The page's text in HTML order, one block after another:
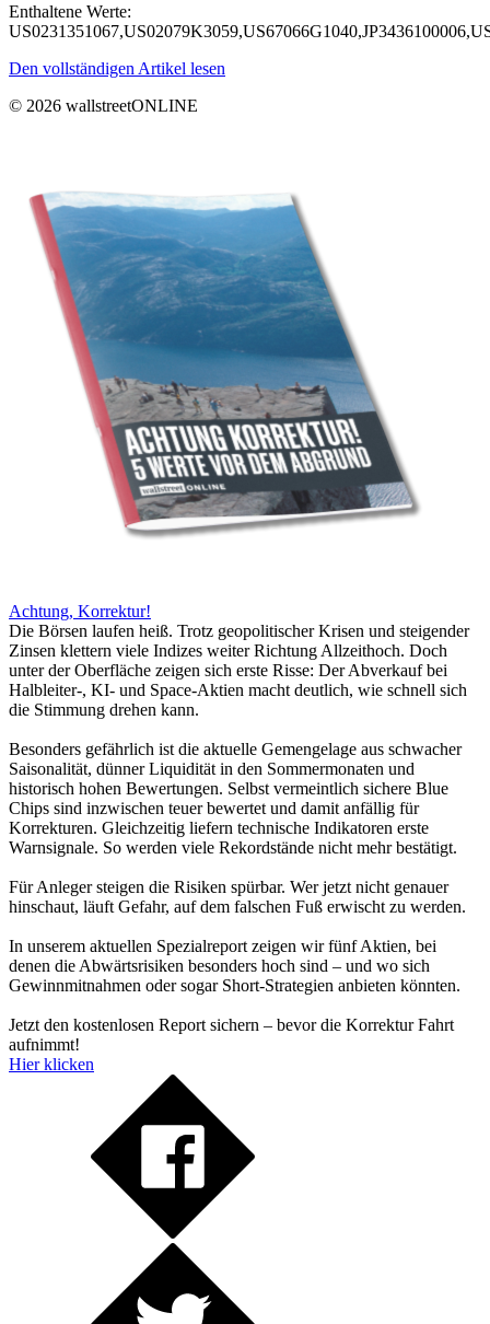
Enthaltene Werte:
Den vollständigen Artikel lesen
© 2026 wallstreetONLINE
Achtung, Korrektur!
Die Börsen laufen heiß. Trotz geopolitischer Krisen und steigender
Zinsen klettern viele Indizes weiter Richtung Allzeithoch. Doch
unter der Oberfläche zeigen sich erste Risse: Der Abverkauf bei
Halbleiter-, KI- und Space-Aktien macht deutlich, wie schnell sich
die Stimmung drehen kann.
Besonders gefährlich ist die aktuelle Gemengelage aus schwacher
Saisonalität, dünner Liquidität in den Sommermonaten und
historisch hohen Bewertungen. Selbst vermeintlich sichere Blue
Chips sind inzwischen teuer bewertet und damit anfällig für
Korrekturen. Gleichzeitig liefern technische Indikatoren erste
Warnsignale. So werden viele Rekordstände nicht mehr bestätigt.
Für Anleger steigen die Risiken spürbar. Wer jetzt nicht genauer
hinschaut, läuft Gefahr, auf dem falschen Fuß erwischt zu werden.
In unserem aktuellen Spezialreport zeigen wir fünf Aktien, bei
denen die Abwärtsrisiken besonders hoch sind – und wo sich
Gewinnmitnahmen oder sogar Short-Strategien anbieten könnten.
Jetzt den kostenlosen Report sichern – bevor die Korrektur Fahrt
aufnimmt!
Hier klicken